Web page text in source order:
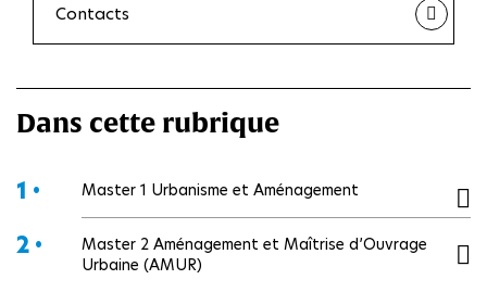
Contacts
Dans cette rubrique
1 • Master 1 Urbanisme et Aménagement
2 •
Master 2 Aménagement et Maîtrise d’Ouvrage
Urbaine (AMUR)